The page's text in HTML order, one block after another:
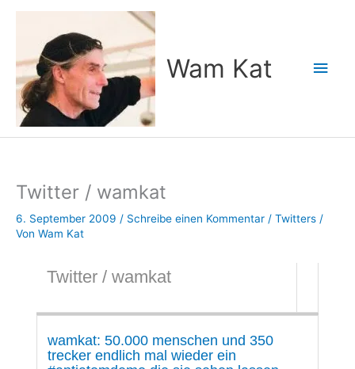
Wam Kat
Twitter / wamkat
6. September 2009 / Schreibe einen Kommentar / Twitters /
Von Wam Kat
Twitter / wamkat
wamkat: 50.000 menschen und 350
trecker endlich mal wieder ein